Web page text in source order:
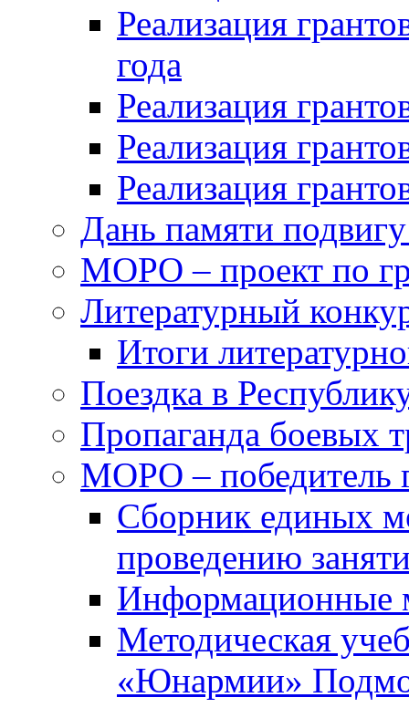
Реализация
года
Реализация
Реализация
Реализация
Дань памяти
МОРО – проект по
Литературный
Итоги
Поездка в
Пропаганда боевых
МОРО – победитель
Сборник единых
проведению
Информационные
Методическая
«Юнармии»